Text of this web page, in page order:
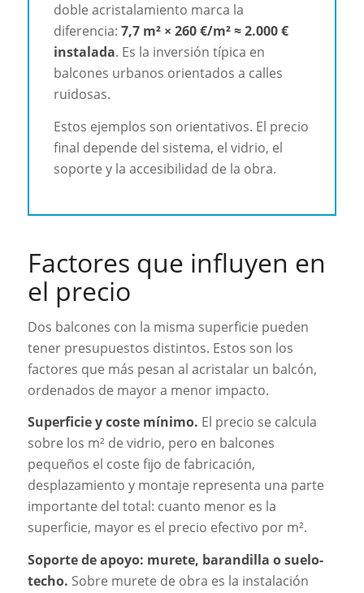
doble acristalamiento marca la
diferencia: 7,7 m² × 260 €/m² ≈ 2.000 €
instalada. Es la inversión típica en
balcones urbanos orientados a calles
ruidosas.
Estos ejemplos son orientativos. El precio
final depende del sistema, el vidrio, el
soporte y la accesibilidad de la obra.
Factores que influyen en
el precio
Dos balcones con la misma superficie pueden
tener presupuestos distintos. Estos son los
factores que más pesan al acristalar un balcón,
ordenados de mayor a menor impacto.
Superficie y coste mínimo. El precio se calcula
sobre los m² de vidrio, pero en balcones
pequeños el coste fijo de fabricación,
desplazamiento y montaje representa una parte
importante del total: cuanto menor es la
superficie, mayor es el precio efectivo por m².
Soporte de apoyo: murete, barandilla o suelo-
techo. Sobre murete de obra es la instalación